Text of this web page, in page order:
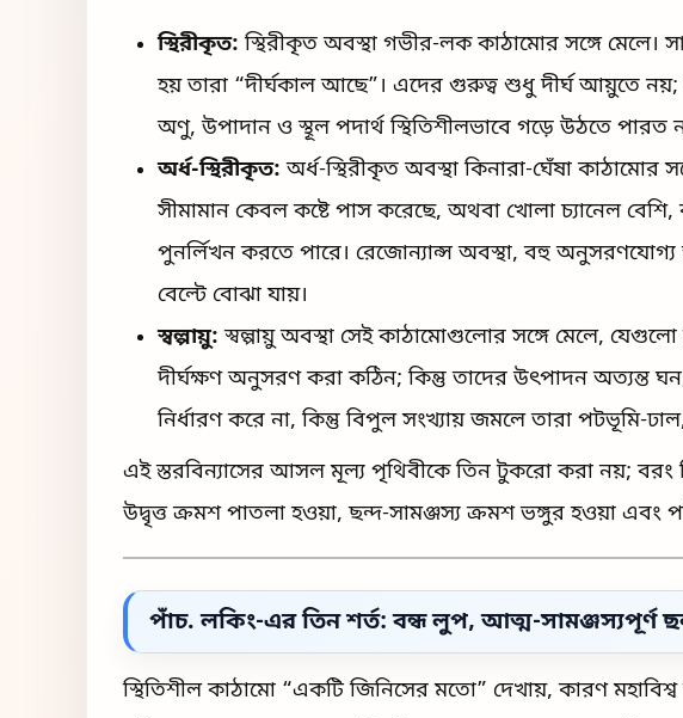
স্থিরীকৃত: স্থিরীকৃত অবস্থা গভীর-লক কাঠামোর সঙ্গে মেলে।
হয় তারা “দীর্ঘকাল আছে”। এদের গুরুত্ব শুধু দীর্ঘ আয়ুতে
অণু, উপাদান ও স্থূল পদার্থ স্থিতিশীলভাবে গড়ে উঠতে পারত
অর্ধ-স্থিরীকৃত: অর্ধ-স্থিরীকৃত অবস্থা কিনারা-ঘেঁষা
সীমামান কেবল কষ্টে পাস করেছে, অথবা খোলা চ্যানেল
পুনর্লিখন করতে পারে। রেজোন্যান্স অবস্থা, বহু
বেল্টে বোঝা যায়।
স্বল্পায়ু: স্বল্পায়ু অবস্থা সেই কাঠামোগুলোর সঙ্গে মেলে,
দীর্ঘক্ষণ অনুসরণ করা কঠিন; কিন্তু তাদের উৎপাদন অত্যন্ত
নির্ধারণ করে না, কিন্তু বিপুল সংখ্যায় জমলে তারা পটভূমি-
এই স্তরবিন্যাসের আসল মূল্য পৃথিবীকে তিন টুকরো করা নয়; বরং
উদ্বৃত্ত ক্রমশ পাতলা হওয়া, ছন্দ-সামঞ্জস্য ক্রমশ ভঙ্গুর হওয়া এবং
পাঁচ. লকিং-এর তিন শর্ত: বন্ধ লুপ, আত্ম-সামঞ্জস্যপূর্ণ
স্থিতিশীল কাঠামো “একটি জিনিসের মতো” দেখায়, কারণ